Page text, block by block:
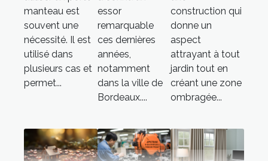
manteau est
souvent une
nécessité. Il est
utilisé dans
plusieurs cas et
permet...
essor
remarquable
ces dernières
années,
notamment
dans la ville de
Bordeaux....
construction qui
donne un
aspect
attrayant à tout
jardin tout en
créant une zone
ombragée...